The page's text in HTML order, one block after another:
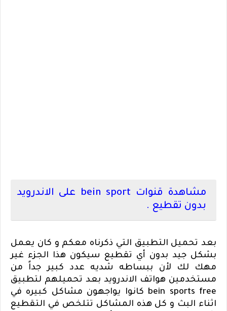
مشاهدة قنوات bein sport على الاندرويد
بدون تقطيع .
بعد تحميل التطبيق التي ذكرناه معكم و كان يعمل
بشكل جيد بدون أي تقطيع سيكون هذا الجزء غير
مهك لك لأن ببساطه شديه عدد كبير جداً من
مستخدمين هواتف الاندرويد بعد تحميلهم لتطبيق
bein sports free كانوا يواجهون مشاكل كبيره في
اثناء البث و كل هذه المشاكل تتلخص في التقطيع